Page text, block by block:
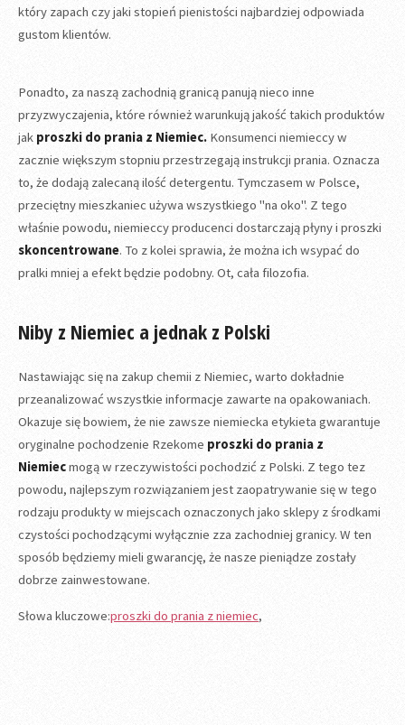
który zapach czy jaki stopień pienistości najbardziej odpowiada
gustom klientów.
Ponadto, za naszą zachodnią granicą panują nieco inne
przyzwyczajenia, które również warunkują jakość takich produktów
jak proszki do prania z Niemiec. Konsumenci niemieccy w
zacznie większym stopniu przestrzegają instrukcji prania. Oznacza
to, że dodają zalecaną ilość detergentu. Tymczasem w Polsce,
przeciętny mieszkaniec używa wszystkiego "na oko". Z tego
właśnie powodu, niemieccy producenci dostarczają płyny i proszki
skoncentrowane. To z kolei sprawia, że można ich wsypać do
pralki mniej a efekt będzie podobny. Ot, cała filozofia.
Niby z Niemiec a jednak z Polski
Nastawiając się na zakup chemii z Niemiec, warto dokładnie
przeanalizować wszystkie informacje zawarte na opakowaniach.
Okazuje się bowiem, że nie zawsze niemiecka etykieta gwarantuje
oryginalne pochodzenie Rzekome proszki do prania z
Niemiecmogą w rzeczywistości pochodzić z Polski. Z tego tez
powodu, najlepszym rozwiązaniem jest zaopatrywanie się w tego
rodzaju produkty w miejscach oznaczonych jako sklepy z środkami
czystości pochodzącymi wyłącznie zza zachodniej granicy. W ten
sposób będziemy mieli gwarancję, że nasze pieniądze zostały
dobrze zainwestowane.
Słowa kluczowe:proszki do prania z niemiec,